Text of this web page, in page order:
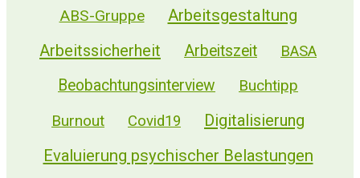
ABS-Gruppe
Arbeitsgestaltung
Arbeitssicherheit
Arbeitszeit BASA
Beobachtungsinterview
Buchtipp
Burnout
Covid19
Digitalisierung
Evaluierung psychischer Belastungen